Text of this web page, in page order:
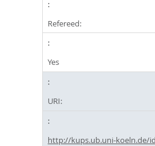
Refereed:
Yes
URI:
http://kups.ub.uni-koeln.de/